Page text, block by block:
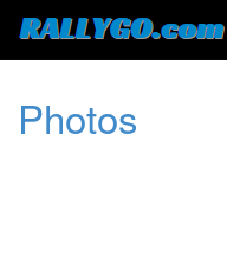
Photos